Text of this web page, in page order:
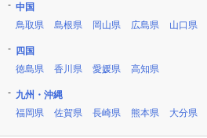
中国
鳥取県
島根県 岡山県 広島県 山口県
四国
徳島県
香川県 愛媛県 高知県
九州・沖縄
福岡県
佐賀県 長崎県 熊本県 大分県